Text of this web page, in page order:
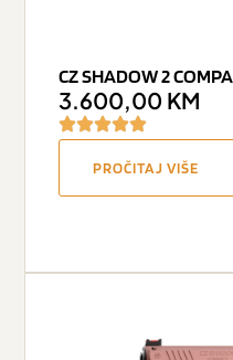
CZ SHADOW 2
3.600,00 KM
PROČITAJ VIŠE